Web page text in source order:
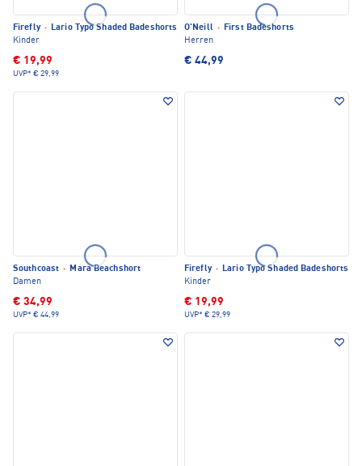
Firefly · Lario Typo Shaded Badeshorts
Kinder
€ 19,99
UVP* € 29,99
O'Neill · First Badeshorts
Herren
€ 44,99
Southcoast · Mara Beachshort
Damen
€ 34,99
UVP* € 44,99
Firefly · Lario Typo Shaded Badeshorts
Kinder
€ 19,99
UVP* € 29,99